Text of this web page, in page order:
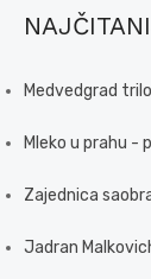
Medvedgrad
Mleko u prahu -
Zajednica
Jadran